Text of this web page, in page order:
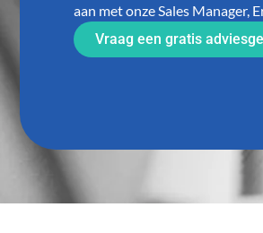
aan met onze Sales Manager,
Vraag een gratis